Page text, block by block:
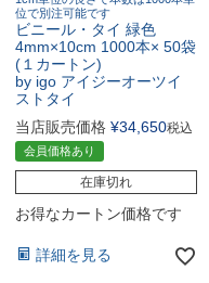
位で別注可能です
ビニール・タイ 緑色
4mm×10cm 1000本× 50袋
(１カートン)
by igo アイジーオーツイ
ストタイ
当店販売価格 ¥34,650税込
会員価格あり
在庫切れ
お得なカートン価格です
詳細を見る